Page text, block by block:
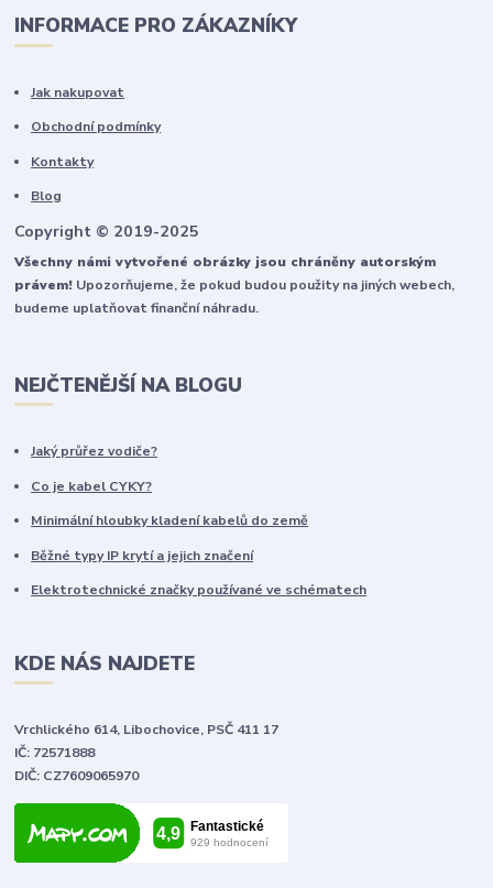
INFORMACE PRO ZÁKAZNÍKY
Jak nakupovat
Obchodní podmínky
Kontakty
Blog
Copyright © 2019-2025
Všechny námi vytvořené obrázky jsou chráněny autorským
právem! Upozorňujeme, že pokud budou použity na jiných webech,
budeme uplatňovat finanční náhradu.
NEJČTENĚJŠÍ NA BLOGU
Jaký průřez vodiče?
Co je kabel CYKY?
Minimální hloubky kladení kabelů do země
Běžné typy IP krytí a jejich značení
Elektrotechnické značky používané ve schématech
KDE NÁS NAJDETE
Vrchlického 614, Libochovice, PSČ 411 17
IČ: 72571888
DIČ: CZ7609065970